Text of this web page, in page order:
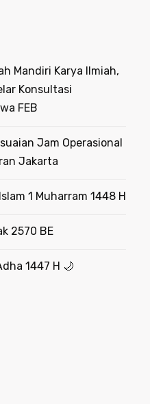
Mandiri Karya Ilmiah,
Konsultasi
FEB
Jam Operasional
Jakarta
1 Muharram 1448 H
2570 BE
1447 H 🌙